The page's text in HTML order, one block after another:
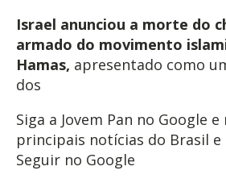
Israel anunciou a morte do
armado do movimento
Hamas, apresentado como
dos
Siga a Jovem Pan no Google e
principais notícias do Brasil e
Seguir no Google